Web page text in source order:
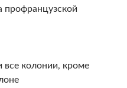
профранцузской
все колонии, кроме